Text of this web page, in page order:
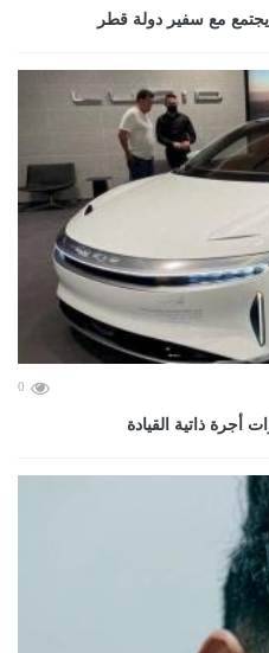
يجتمع مع سفير دولة قطر
0
أجرة ذاتية القيادة